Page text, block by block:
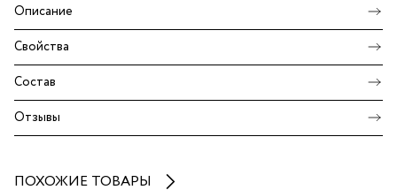
Описание
Свойства
Состав
Отзывы
ПОХОЖИЕ ТОВАРЫ